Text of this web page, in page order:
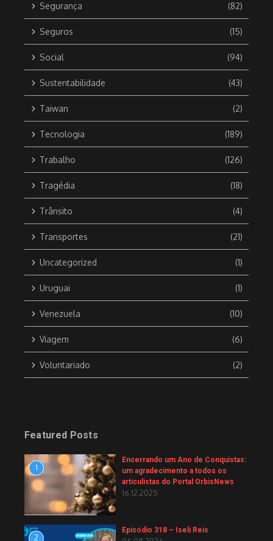
Segurança (82)
Seguros (15)
Social (94)
Sustentabilidade (43)
Taiwan (2)
Tecnologia (189)
Trabalho (126)
Tragédia (18)
Trânsito (4)
Transportes (21)
Uncategorized (1)
Uruguai (1)
Venezuela (10)
Viagem (6)
Voluntariado (2)
Featured Posts
1
Encerrando um Ano de Conquistas:
um agradecimento a todos os
articulistas do Portal OrbisNews
16.12.2025
2
Episódio 318 – Iseli Reis